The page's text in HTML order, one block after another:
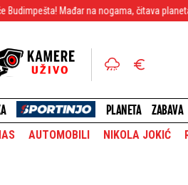
na nogama, čitava planeta ovo čeka
PLANETA ZABAVA
AUTOMOBILI NIKOLA JOKIĆ